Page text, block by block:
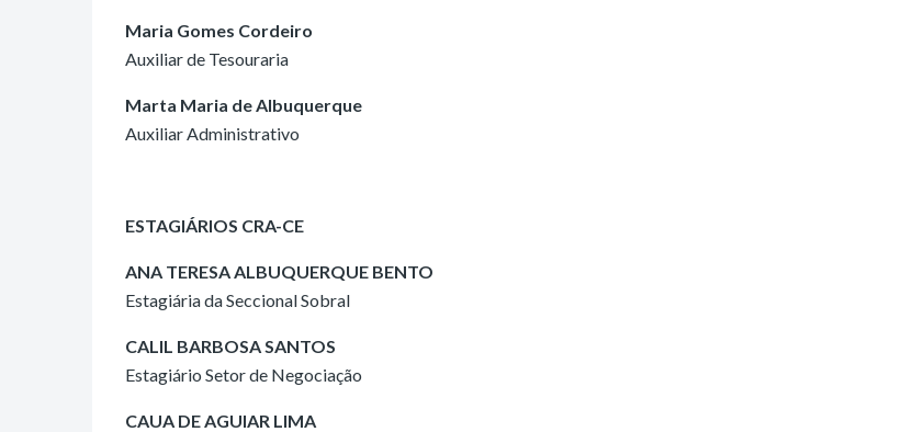
Maria Gomes Cordeiro
Auxiliar de Tesouraria
Marta Maria de Albuquerque
Auxiliar Administrativo
ESTAGIÁRIOS CRA-CE
ANA TERESA ALBUQUERQUE BENTO
Estagiária da Seccional Sobral
CALIL BARBOSA SANTOS
Estagiário Setor de Negociação
CAUA DE AGUIAR LIMA